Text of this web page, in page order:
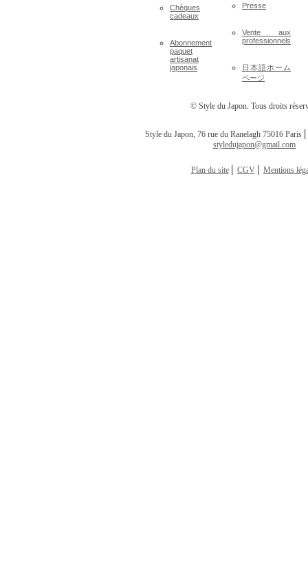
Chèques
cadeaux
Abonnement
paquet
artisanat
japonais
Presse
Vente aux
professionnels
日本語ホーム
ページ
© Style du Japon. Tous droits
Style du Japon, 76 rue du Ranelagh 75016 Paris
styledujapon@gmail.com
Plan du site⎢ CGV⎢ Mentions